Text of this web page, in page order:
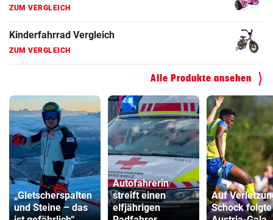
ZUM VERGLEICH
Kinderfahrrad Vergleich
ZUM VERGLEICH
Alle Produkte ansehen
„Gletscherspalten
und Steine – das
Autofahrerin
streift einen
elfjährigen
Auf
Schock